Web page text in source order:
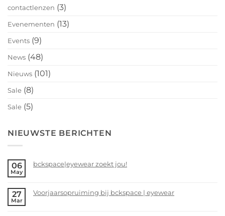
contactlenzen (3)
Evenementen (13)
Events (9)
News (48)
Nieuws (101)
Sale (8)
Sale (5)
NIEUWSTE BERICHTEN
06
May
bckspace|eyewear zoekt jou!
on
27
Mar
Voorjaarsopruiming bij bckspace | eyewear